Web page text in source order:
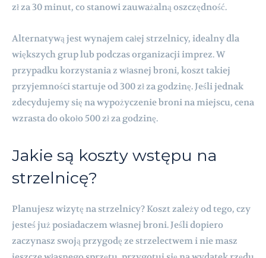
zł za 30 minut, co stanowi zauważalną oszczędność.
Alternatywą jest wynajem całej strzelnicy, idealny dla
większych grup lub podczas organizacji imprez. W
przypadku korzystania z własnej broni, koszt takiej
przyjemności startuje od 300 zł za godzinę. Jeśli jednak
zdecydujemy się na wypożyczenie broni na miejscu, cena
wzrasta do około 500 zł za godzinę.
Jakie są koszty wstępu na
strzelnicę?
Planujesz wizytę na strzelnicy? Koszt zależy od tego, czy
jesteś już posiadaczem własnej broni. Jeśli dopiero
zaczynasz swoją przygodę ze strzelectwem i nie masz